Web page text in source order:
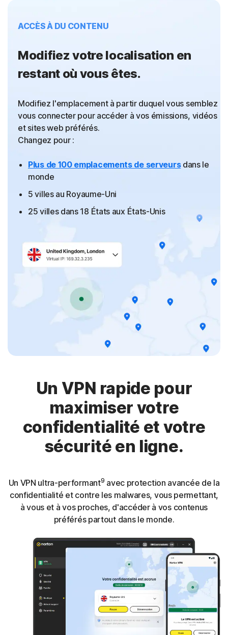
ACCÈS À DU CONTENU
Modifiez votre localisation en
restant où vous êtes.
Modifiez l'emplacement à partir duquel vous semblez
vous connecter pour accéder à vos émissions, vidéos
et sites web préférés.
Changez pour :
Plus de 100 emplacements de serveursdans le
monde
5 villes au Royaume-Uni
25 villes dans 18 États aux États-Unis
Un VPN rapide pour
maximiser votre
confidentialité et votre
sécurité en ligne.
Un VPN ultra-performant9 avec protection avancée de la
confidentialité et contre les malwares, vous permettant,
à vous et à vos proches, d'accéder à vos contenus
préférés partout dans le monde.